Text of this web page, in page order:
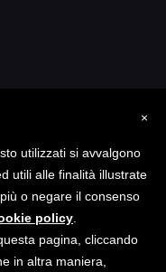
| All rights
×
utilizzati si avvalgono
utili alle finalità illustrate
o negare il consenso
policy
pagina, cliccando
in altra maniera,